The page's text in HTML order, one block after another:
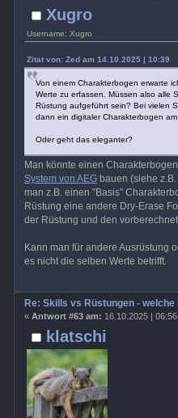
Xugro
Username: Xugro
Zitat von: Zed am 14.10.2025 | 10:39
Von einem Charakterbogen erwarte
Werte zu erfassen. Müssen also alle
Rüstung aufgeführt sein? Bei vielen
dann ein digitaler Charakterbogen am
Oder geht das eleganter?
Man könnte einen
System von AEGbauen (siehe z.B.
man z.B. einen "Basis"
Rüstung eine andere Dry-Erase
der Rüstung und den
Kann man für andere Ausrüstung
es nicht die selben Werte betrifft.
klatschi
Re: Skills vs Rüstungen -
« Antwort #63 am: 16.10.2025 |